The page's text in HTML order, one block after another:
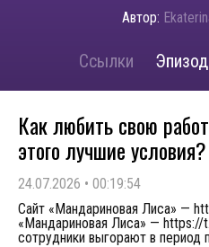
Автор:
Ссылки
Как любить свою
этого лучшие условия?
24.07.2026 • 00:19:54
Сайт «Мандариновая Лиса» —
«Мандариновая Лиса» —
сотрудники выгорают в период